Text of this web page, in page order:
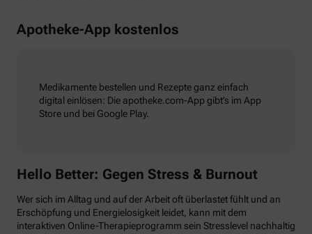
Apotheke-App kostenlos
Medikamente bestellen und Rezepte ganz einfach
digital einlösen: Die apotheke.com-App gibt’s im App
Store und bei Google Play.
Hello Better: Gegen Stress & Burnout
Wer sich im Alltag und auf der Arbeit oft überlastet fühlt und an
Erschöpfung und Energielosigkeit leidet, kann mit dem
interaktiven Online-Therapieprogramm sein Stresslevel nachhaltig